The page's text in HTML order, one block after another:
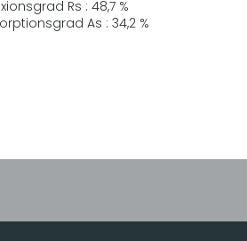
Rs : 48,7 %
As : 34,2 %